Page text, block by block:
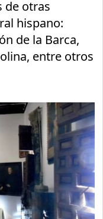
de otras
hispano:
de la Barca,
entre otros